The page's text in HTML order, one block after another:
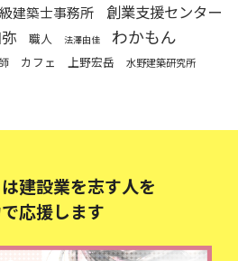
建築士事務所 創業支援センター
職人 法澤由佳 わかもん
カフェ 上野宏岳 水野建築研究所
建設業を志す人を
応援します